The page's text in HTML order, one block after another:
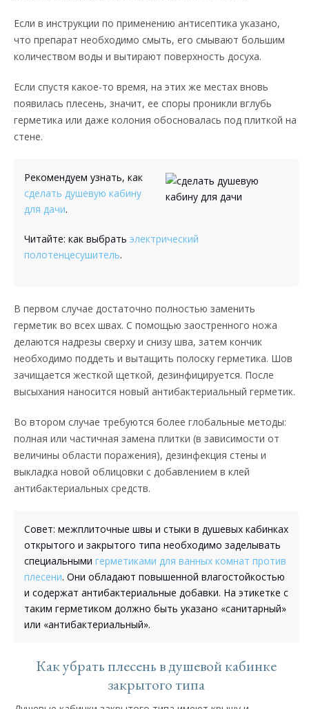
Если в инструкции по применению антисептика указано,
что препарат необходимо смыть, его смывают большим
количеством воды и вытирают поверхность досуха.
Если спустя какое-то время, на этих же местах вновь
появилась плесень, значит, ее споры проникли вглубь
герметика или даже колония обосновалась под плиткой на
стене.
Рекомендуем узнать, как
сделать душевую кабину
для дачи.
Читайте: как выбрать электрический
полотенцесушитель.
В первом случае достаточно полностью заменить
герметик во всех швах. С помощью заостренного ножа
делаются надрезы сверху и снизу шва, затем кончик
необходимо поддеть и вытащить полоску герметика. Шов
зачищается жесткой щеткой, дезинфицируется. После
высыхания наносится новый антибактериальный герметик.
Во втором случае требуются более глобальные методы:
полная или частичная замена плитки (в зависимости от
величины области поражения), дезинфекция стены и
выкладка новой облицовки с добавлением в клей
антибактериальных средств.
Совет: межплиточные швы и стыки в душевых кабинках
открытого и закрытого типа необходимо заделывать
специальными герметиками для ванных комнат против
плесени. Они обладают повышенной влагостойкостью
и содержат антибактериальные добавки. На этикетке с
таким герметиком должно быть указано «санитарный»
или «антибактериальный».
Как убрать плесень в душевой кабинке
закрытого типа